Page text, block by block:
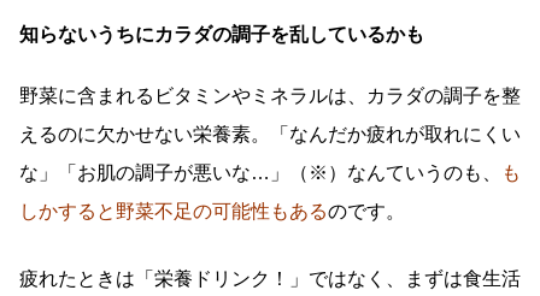
知らないうちにカラダの調子を乱しているかも
野菜に含まれるビタミンやミネラルは、カラダの調子を整
えるのに欠かせない栄養素。「なんだか疲れが取れにくい
な」「お肌の調子が悪いな…」（※）なんていうのも、
も
しかすると野菜不足の可能性もあるのです。
疲れたときは「栄養ドリンク！」ではなく、まずは食生活